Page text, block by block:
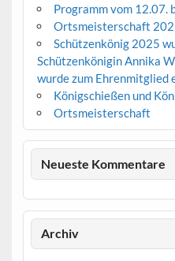
Programm vom 12.07.
Ortsmeisterschaft
Schützenkönig 2025
Schützenkönigin Annika
wurde zum Ehrenmitglied
Königschießen und
Ortsmeisterschaft
Neueste Kommentare
Archiv